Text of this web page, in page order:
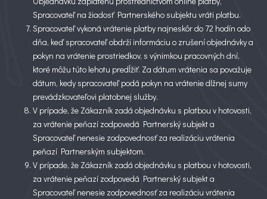
Spracovateľ na žiadosť Partnerského subjektu vráti platbu.
Spracovateľ vykoná vrátenie platby najneskôr do 72 hodín odo
dňa, keď spracovateľ obdrží informáciu o zrušení objednávky a
pokyn na vrátenie prostriedkov, s výnimkou pracovných dní,
ktoré môžu túto lehotu predĺžiť. Za dátum vrátenia sa považuje
dátum, kedy spracovateľ podá pokyn na vrátenie dlžnej sumy
prevádzkovateľovi platobnej služby.
V prípade, že Zákazník zadá objednávku s platbou v hotovosti,
za vrátenie peňazí zodpovedá Partnerský subjekt a
Spracovateľ nenesie zodpovednosť za realizáciu vrátenia
peňazí Partnerským subjektom.
V prípade, že Zákazník zadá objednávku s platbou v hotovosti,
za vrátenie peňazí zodpovedá Partnerský subjekt a
Spracovateľ nenesie zodpovednosť za realizáciu vrátenia